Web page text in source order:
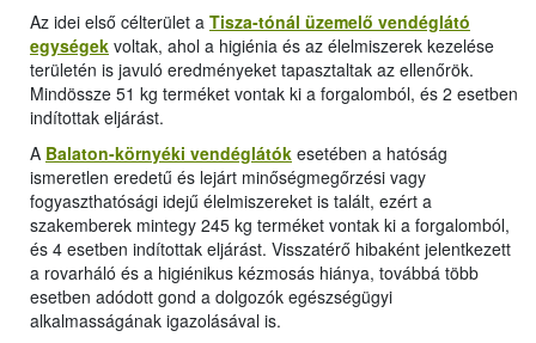
Az idei első célterület a Tisza-tónál üzemelő vendéglátó
egységek voltak, ahol a higiénia és az élelmiszerek kezelése
területén is javuló eredményeket tapasztaltak az ellenőrök.
Mindössze 51 kg terméket vontak ki a forgalomból, és 2 esetben
indítottak eljárást.
A Balaton-környéki vendéglátók esetében a hatóság
ismeretlen eredetű és lejárt minőségmegőrzési vagy
fogyaszthatósági idejű élelmiszereket is talált, ezért a
szakemberek mintegy 245 kg terméket vontak ki a forgalomból,
és 4 esetben indítottak eljárást. Visszatérő hibaként jelentkezett
a rovarháló és a higiénikus kézmosás hiánya, továbbá több
esetben adódott gond a dolgozók egészségügyi
alkalmasságának igazolásával is.